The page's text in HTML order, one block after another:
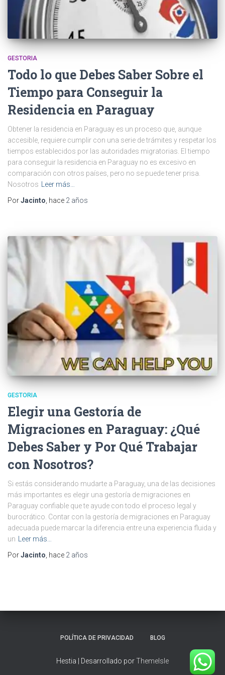
GESTORIA
Todo lo que Debes Saber Sobre el
Tiempo para Conseguir la
Residencia en Paraguay
Obtener la residencia en Paraguay es un proceso que, aunque
accesible, requiere cumplir con una serie de trámites y respetar los
tiempos establecidos por las autoridades migratorias. El tiempo
para conseguir la residencia en Paraguay no es excesivo en
comparación con otros países, pero no se puede tener prisa.
Nosotros
Leer más…
PorJacinto , hace 2 años
GESTORIA
Elegir una Gestoría de
Migraciones en Paraguay: ¿Qué
Debes Saber y Por Qué Trabajar
con Nosotros?
Si estás considerando mudarte a Paraguay, una de las decisiones
más importantes es elegir una gestoría de migraciones en
Paraguay confiable que te ayude con todo el proceso legal y
burocrático. Contar con la gestoría de migraciones en Paraguay
adecuada puede marcar la diferencia entre una experiencia fluida y
un Leer más…
PorJacinto, hace 2 años
POLÍTICA DE PRIVACIDAD BLOG
Hestia | Desarrollado porThemeIsle